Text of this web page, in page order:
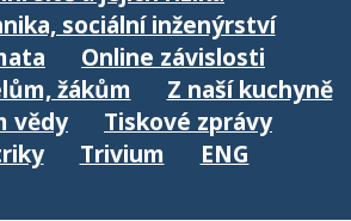
sociální inženýrství
Online závislosti
žákům
Z naší kuchyně
vědy
Tiskové zprávy
Trivium ENG